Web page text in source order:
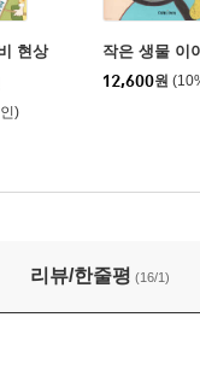
현상
)
작은 생물 이
12,600원
리뷰/한줄평 (16/1)